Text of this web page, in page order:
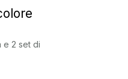
e 2 set di